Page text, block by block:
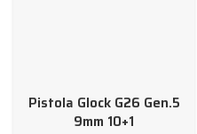
Pistola Glock G26 Gen.5
9mm 10+1